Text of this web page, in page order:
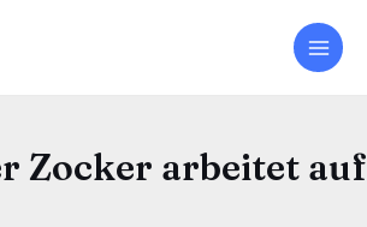
Zocker arbeitet auf